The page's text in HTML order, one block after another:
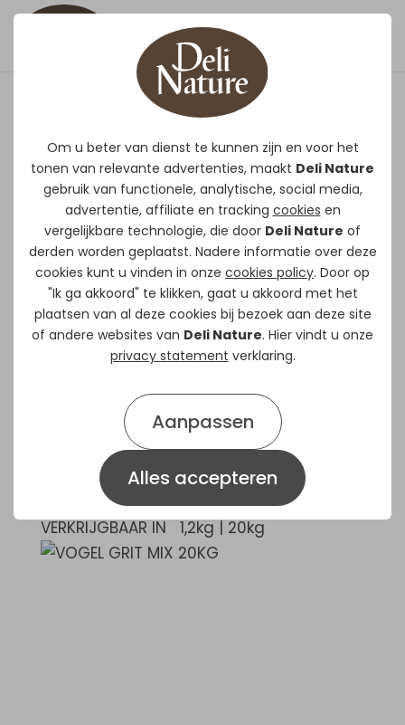
Om u beter van dienst te kunnen zijn en voor het
tonen van relevante advertenties, maakt Deli Nature
gebruik van functionele, analytische, social media,
advertentie, affiliate en tracking cookies en
vergelijkbare technologie, die door Deli Nature of
derden worden geplaatst. Nadere informatie over deze
cookies kunt u vinden in onze cookies policy. Door op
"Ik ga akkoord" te klikken, gaat u akkoord met het
plaatsen van al deze cookies bij bezoek aan deze site
of andere websites van Deli Nature. Hier vindt u onze
privacy statement verklaring.
Aanpassen
Alles accepteren
Vogel Grit Mix
Het is onontbeerlijk voor een goede
werking van het maagdarmkanaal
van uw vogels.
Het draagt bij tot de optimale
verwerking van de granen/zaden
zodat alle noodzakelijke
voedingsstoffen kunnen
opgenomen worden in het
Het is een goede bron van calcium.
Dit zorgt voor een goede vorming
van het skelet en voor sterke en
egale eischalen.
Verkrijgbaar in 20kg.
VERKRIJGBAAR IN
1,2kg | 20kg